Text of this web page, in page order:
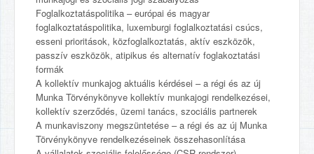
Foglalkoztatáspolitika – európai és magyar
foglalkoztatáspolitika, luxemburgi foglalkoztatási csúcs,
esseni prioritások, közfoglalkoztatás, aktív eszközök,
passzív eszközök, atipikus és alternatív foglakoztatási
formák
A kollektív munkajog aktuális kérdései – a régi és az új
Munka Törvénykönyve kollektív munkajogi rendelkezései,
kollektív szerződés, üzemi tanács, szociális partnerek
A munkaviszony megszüntetése – a régi és az új Munka
Törvénykönyve rendelkezéseinek összehasonlítása